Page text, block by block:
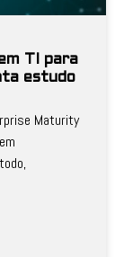
TI para
estudo
Maturity